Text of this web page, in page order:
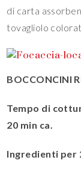
di carta
tovagliolo
BOCCONCINI
Tempo di
20 min ca.
Ingredienti per